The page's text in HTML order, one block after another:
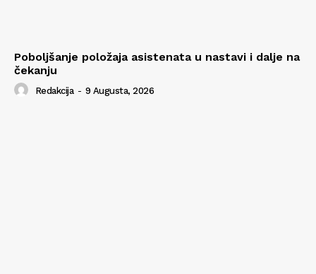
Poboljšanje položaja asistenata u nastavi i dalje na
čekanju
Redakcija - 9 Augusta, 2026